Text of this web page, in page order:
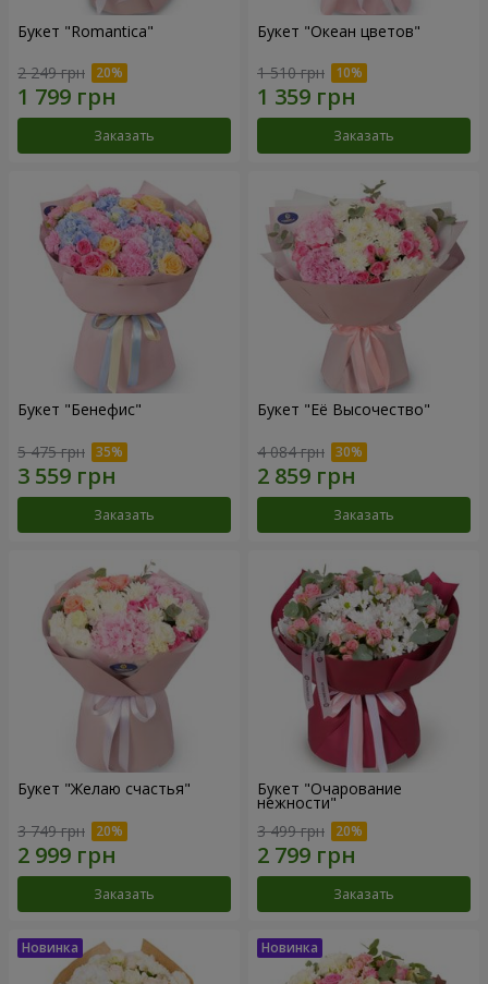
Букет "Romantica"
2 249 грн
Заказать
Букет "Океан цветов"
1 510 грн
Заказать
Букет "Бенефис"
5 475 грн
Заказать
Букет "Её Высочество"
4 084 грн
Заказать
Букет "Желаю счастья"
3 749 грн
Заказать
Букет "Очарование
нежности"
3 499 грн
Заказать